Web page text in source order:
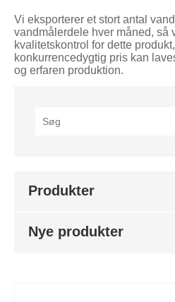
Vi eksporterer et stort antal
vandmålerdele hver måned, så
kvalitetskontrol for dette
konkurrencedygtig pris kan
og erfaren produktion.
Produkter
Nye produkter